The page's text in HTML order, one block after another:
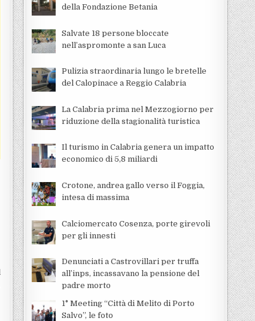
della Fondazione Betania
Salvate 18 persone bloccate
nell’aspromonte a san Luca
Pulizia straordinaria lungo le bretelle
del Calopinace a Reggio Calabria
La Calabria prima nel Mezzogiorno per
riduzione della stagionalità turistica
Il turismo in Calabria genera un impatto
economico di 5,8 miliardi
Crotone, andrea gallo verso il Foggia,
intesa di massima
Calciomercato Cosenza, porte girevoli
per gli innesti
Denunciati a Castrovillari per truffa
all’inps, incassavano la pensione del
padre morto
1° Meeting “Città di Melito di Porto
Salvo”, le foto